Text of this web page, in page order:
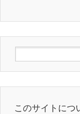
このサイトにつ